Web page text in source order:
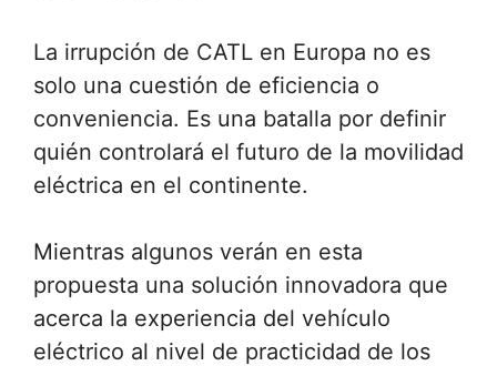
La irrupción de CATL en Europa no es
solo una cuestión de eficiencia o
conveniencia. Es una batalla por definir
quién controlará el futuro de la movilidad
eléctrica en el continente.
Mientras algunos verán en esta
propuesta una solución innovadora que
acerca la experiencia del vehículo
eléctrico al nivel de practicidad de los